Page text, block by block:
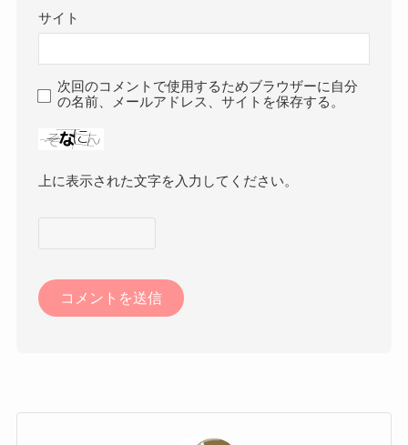
サイト
次回のコメントで使用するためブラウザーに自分
の名前、メールアドレス、サイトを保存する。
上に表示された文字を入力してください。